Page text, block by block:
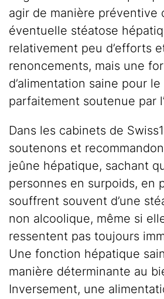
agir de manière préventive
éventuelle stéatose
relativement peu d’efforts
renoncements, mais une
d’alimentation saine pour
parfaitement soutenue par
Dans les cabinets de
soutenons et
jeûne hépatique, sachant
personnes en surpoids, en
souffrent souvent d’une
non alcoolique, même si
ressentent pas toujours
Une fonction hépatique
manière déterminante au
Inversement, une